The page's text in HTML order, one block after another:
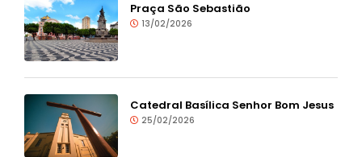
Praça São Sebastião
13/02/2026
Catedral Basílica Senhor Bom Jesus
25/02/2026